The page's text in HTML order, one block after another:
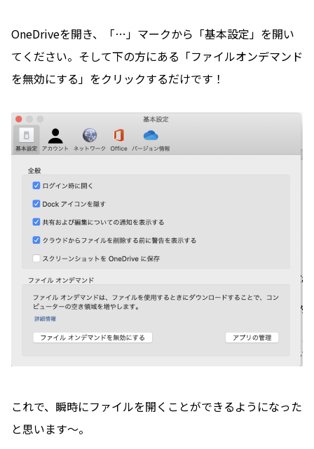
OneDriveを開き、「…」マークから「基本設定」を開い
てください。そして下の方にある「ファイルオンデマンド
を無効にする」をクリックするだけです！
これで、瞬時にファイルを開くことができるようになった
と思います〜。